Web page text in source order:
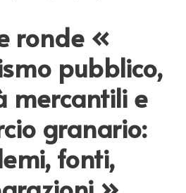
ronde «
pubblico,
mercantili e
granario:
fonti,